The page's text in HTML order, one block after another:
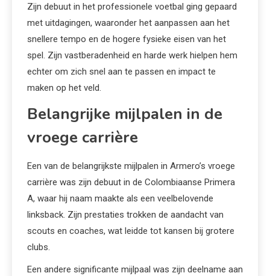
Zijn debuut in het professionele voetbal ging gepaard
met uitdagingen, waaronder het aanpassen aan het
snellere tempo en de hogere fysieke eisen van het
spel. Zijn vastberadenheid en harde werk hielpen hem
echter om zich snel aan te passen en impact te
maken op het veld.
Belangrijke mijlpalen in de
vroege carrière
Een van de belangrijkste mijlpalen in Armero’s vroege
carrière was zijn debuut in de Colombiaanse Primera
A, waar hij naam maakte als een veelbelovende
linksback. Zijn prestaties trokken de aandacht van
scouts en coaches, wat leidde tot kansen bij grotere
clubs.
Een andere significante mijlpaal was zijn deelname aan